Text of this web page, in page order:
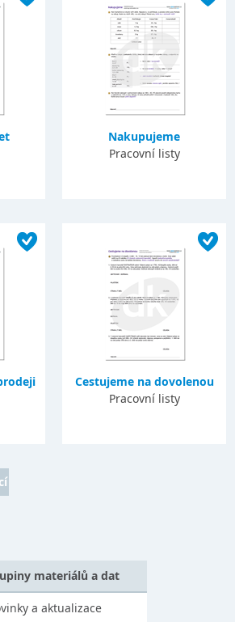
Nakupujeme
Pracovní listy
Cestujeme na dovolenou
Pracovní listy
materiálů a dat
a aktualizace